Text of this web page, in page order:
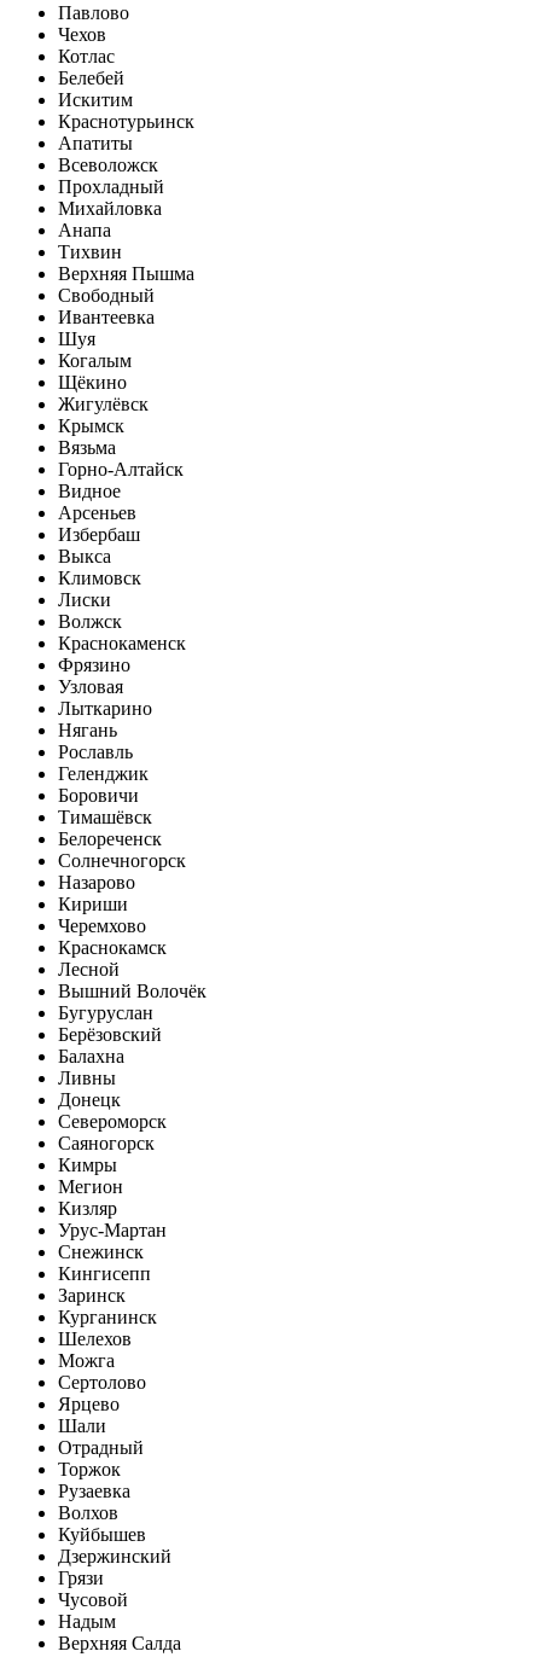
Павлово
Чехов
Котлас
Белебей
Искитим
Краснотурьинск
Апатиты
Всеволожск
Прохладный
Михайловка
Анапа
Тихвин
Верхняя Пышма
Свободный
Ивантеевка
Шуя
Когалым
Щёкино
Жигулёвск
Крымск
Вязьма
Горно-Алтайск
Видное
Арсеньев
Избербаш
Выкса
Климовск
Лиски
Волжск
Краснокаменск
Фрязино
Узловая
Лыткарино
Нягань
Рославль
Геленджик
Боровичи
Тимашёвск
Белореченск
Солнечногорск
Назарово
Кириши
Черемхово
Краснокамск
Лесной
Вышний Волочёк
Бугуруслан
Берёзовский
Балахна
Ливны
Донецк
Североморск
Саяногорск
Кимры
Мегион
Кизляр
Урус-Мартан
Снежинск
Кингисепп
Заринск
Курганинск
Шелехов
Можга
Сертолово
Ярцево
Шали
Отрадный
Торжок
Рузаевка
Волхов
Куйбышев
Дзержинский
Грязи
Чусовой
Надым
Верхняя Салда